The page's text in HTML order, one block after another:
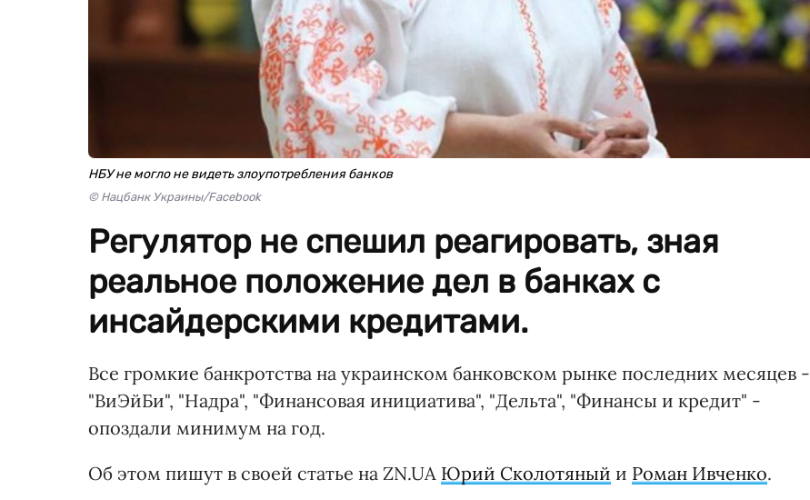
НБУ не могло не видеть злоупотребления банков
© Нацбанк Украины/Facebook
Регулятор не спешил реагировать, зная
реальное положение дел в банках с
инсайдерскими кредитами.
Все громкие банкротства на украинском банковском рынке последних месяцев -
"ВиЭйБи", "Надра", "Финансовая инициатива", "Дельта", "Финансы и кредит" -
опоздали минимум на год.
Об этом пишут в своей статье на ZN.UA Юрий Сколотяный и Роман Ивченко.